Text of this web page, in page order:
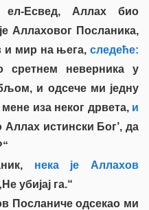
Есвед, Аллах био
Аллаховог Посланика,
и мир на њега, следеће:
сретнем неверника у
и одсече ми једну
иза неког дрвета,и
Аллах истински Бог’, да
нека је Аллахов
убијај га.“
Посланиче одсекао ми